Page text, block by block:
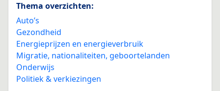
Thema overzichten:
Auto’s
Gezondheid
Energieprijzen en energieverbruik
Migratie, nationaliteiten, geboortelanden
Onderwijs
Politiek & verkiezingen